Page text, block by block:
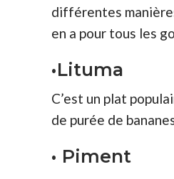
différentes
en a pour tous les
•Lituma
C’est un plat
de purée de
• Piment